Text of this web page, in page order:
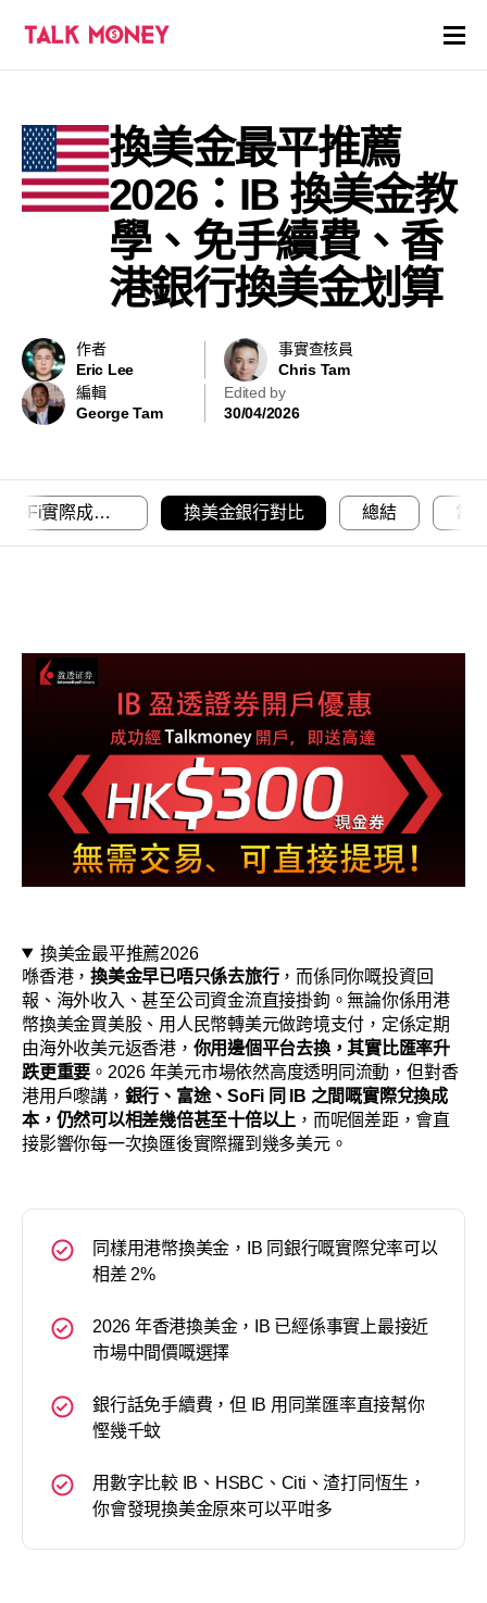
證券商評價
各種投資產品戶口
貸款
虛擬貨幣
換美金最平推薦
2026：IB 換美金教
學、免手續費、香
港銀行換美金划算
作者
Eric Lee
事實查核員
Chris Tam
編輯
George Tam
Edited by
30/04/2026
富途/Mox/SoFi實際成本比較 換美金銀行對比 總結 常
換美金最平推薦2026
喺香港，換美金早已唔只係去旅行，而係同你嘅投資回
報、海外收入、甚至公司資金流直接掛鉤。無論你係用港
幣換美金買美股、用人民幣轉美元做跨境支付，定係定期
由海外收美元返香港， 你用邊個平台去換，其實比匯率升
跌更重要 。2026 年美元市場依然高度透明同流動，但對香
港用戶嚟講， 銀行、富途、SoFi 同 IB 之間嘅實際兌換成
本，仍然可以相差幾倍甚至十倍以上 ，而呢個差距，會直
接影響你每一次換匯後實際攞到幾多美元。
同樣用港幣換美金，IB 同銀行嘅實際兌率可以
相差 2%
2026 年香港換美金，IB 已經係事實上最接近
市場中間價嘅選擇
銀行話免手續費，但 IB 用同業匯率直接幫你
慳幾千蚊
用數字比較 IB、HSBC、Citi、渣打同恆生，
你會發現換美金原來可以平咁多